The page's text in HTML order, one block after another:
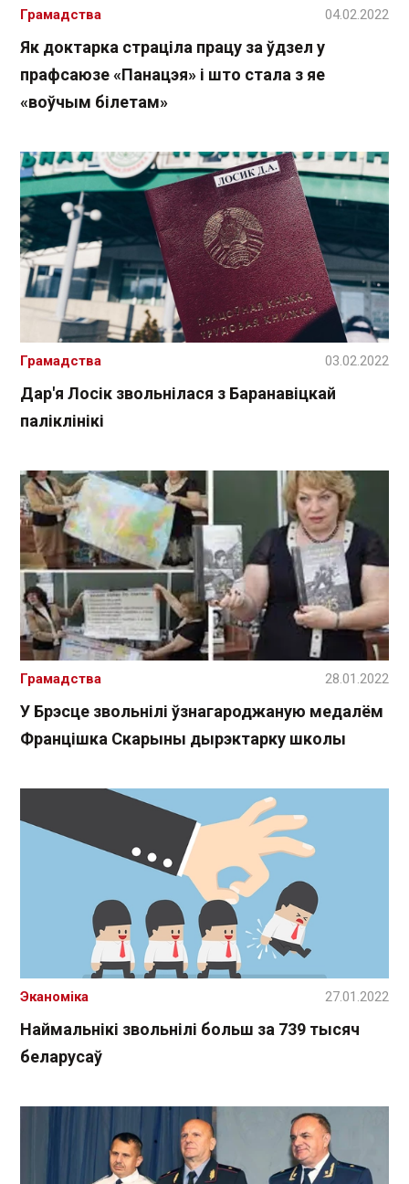
Як доктарка страціла працу за ўдзел у
прафсаюзе «Панацэя» і што стала з яе
«воўчым білетам»
Грамадства 04.02.2022
Дар'я Лосік звольнілася з Баранавіцкай
паліклінікі
Грамадства 03.02.2022
У Брэсце звольнілі ўзнагароджаную медалём
Францішка Скарыны дырэктарку школы
Грамадства 28.01.2022
Наймальнікі звольнілі больш за 739 тысяч
беларусаў
Эканоміка 27.01.2022